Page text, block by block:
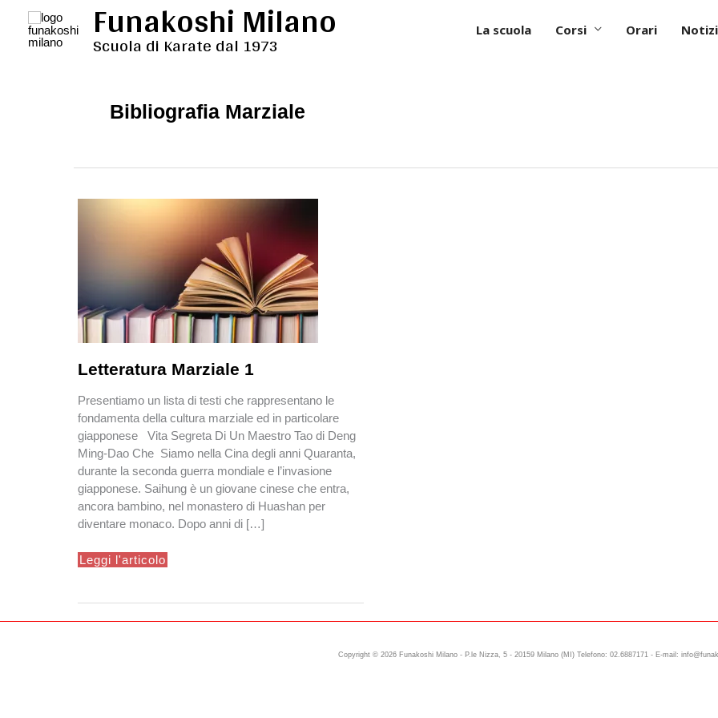
contenuto
Funakoshi Milano
Scuola di Karate dal 1973
La scuola Corsi Orari
Bibliografia Marziale
Letteratura Marziale 1
Presentiamo un lista di testi che rappresentano le
fondamenta della cultura marziale ed in particolare
giapponese Vita Segreta Di Un Maestro Tao di Deng
Ming-Dao Che Siamo nella Cina degli anni Quaranta,
durante la seconda guerra mondiale e l’invasione
giapponese. Saihung è un giovane cinese che entra,
ancora bambino, nel monastero di Huashan per
diventare monaco. Dopo anni di […]
Letteratura
Marziale
Leggi l'articolo
Copyright © 2026 Funakoshi Milano - P.le Nizza, 5 - 20159 Milano (MI) Telefono: 02.6887171 - E-mail: